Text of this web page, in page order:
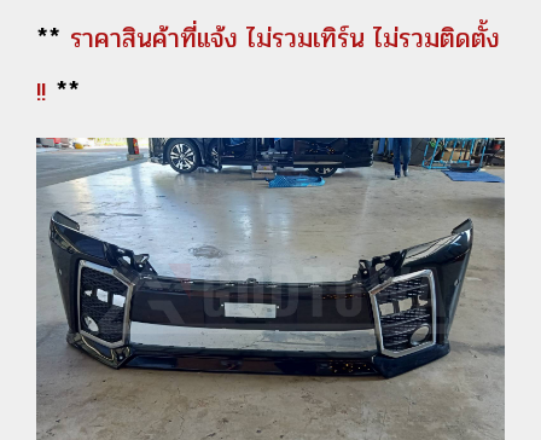
** ราคาสินค้าที่แจ้ง ไม่รวมเทิร์น ไม่รวมติดตั้ง
!! **